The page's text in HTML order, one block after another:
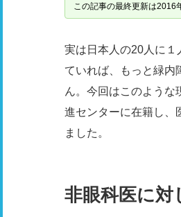
この記事の最終更新は2016
実は日本人の20人に１
ていれば、もっと緑内
ん。今回はこのような
進センターに在籍し、
ました。
非眼科医に対